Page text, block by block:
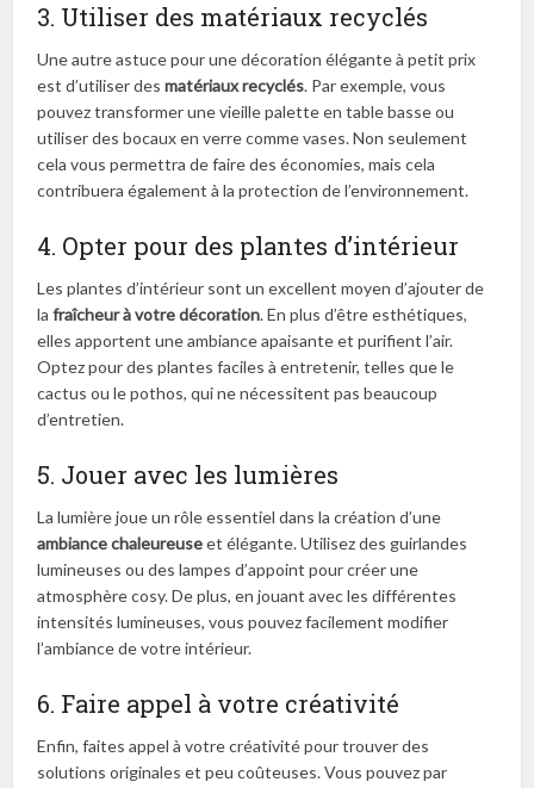
3. Utiliser des matériaux recyclés
Une autre astuce pour une décoration élégante à petit prix
est d’utiliser desmatériaux recyclés. Par exemple, vous
pouvez transformer une vieille palette en table basse ou
utiliser des bocaux en verre comme vases. Non seulement
cela vous permettra de faire des économies, mais cela
contribuera également à la protection de l’environnement.
4. Opter pour des plantes d’intérieur
Les plantes d’intérieur sont un excellent moyen d’ajouter de
lafraîcheur à votre décoration. En plus d’être esthétiques,
elles apportent une ambiance apaisante et purifient l’air.
Optez pour des plantes faciles à entretenir, telles que le
cactus ou le pothos, qui ne nécessitent pas beaucoup
d’entretien.
5. Jouer avec les lumières
La lumière joue un rôle essentiel dans la création d’une
ambiance chaleureuseet élégante. Utilisez des guirlandes
lumineuses ou des lampes d’appoint pour créer une
atmosphère cosy. De plus, en jouant avec les différentes
intensités lumineuses, vous pouvez facilement modifier
l’ambiance de votre intérieur.
6. Faire appel à votre créativité
Enfin, faites appel à votre créativité pour trouver des
solutions originales et peu coûteuses. Vous pouvez par